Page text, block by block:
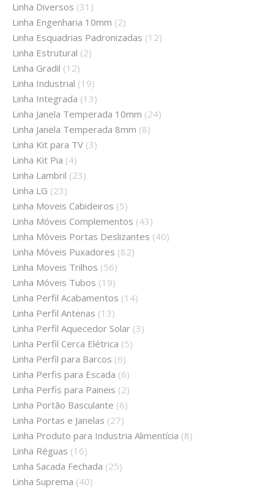
Linha Diversos (31)
Linha Engenharia 10mm (2)
Linha Esquadrias Padronizadas (12)
Linha Estrutural (2)
Linha Gradil (12)
Linha Industrial (19)
Linha Integrada (13)
Linha Janela Temperada 10mm (24)
Linha Janela Temperada 8mm (8)
Linha Kit para TV (3)
Linha Kit Pia (4)
Linha Lambril (23)
Linha LG (23)
Linha Moveis Cabideiros (5)
Linha Móveis Complementos (43)
Linha Móveis Portas Deslizantes (40)
Linha Móveis Puxadores (82)
Linha Moveis Trilhos (56)
Linha Móveis Tubos (19)
Linha Perfil Acabamentos (14)
Linha Perfil Antenas (13)
Linha Perfil Aquecedor Solar (3)
Linha Perfil Cerca Elétrica (5)
Linha Perfil para Barcos (6)
Linha Perfis para Escada (6)
Linha Perfis para Paineis (2)
Linha Portão Basculante (6)
Linha Portas e Janelas (27)
Linha Produto para Industria Alimentícia (8)
Linha Réguas (16)
Linha Sacada Fechada (25)
Linha Suprema (40)